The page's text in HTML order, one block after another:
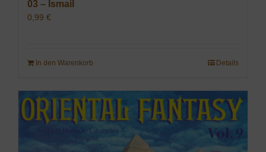
03 – Ismail
0,99 €
In den Warenkorb Details